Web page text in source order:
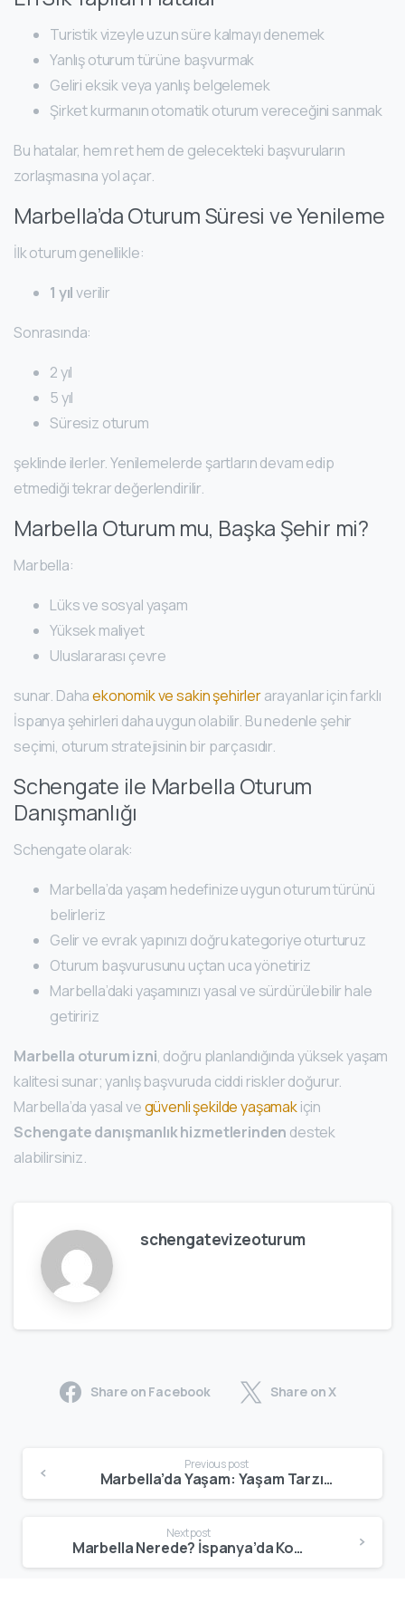
Turistik vizeyle uzun süre kalmayı denemek
Yanlış oturum türüne başvurmak
Geliri eksik veya yanlış belgelemek
Şirket kurmanın otomatik oturum vereceğini sanmak
Bu hatalar, hem ret hem de gelecekteki başvuruların
zorlaşmasına yol açar.
Marbella’da Oturum Süresi ve Yenileme
İlk oturum genellikle:
1 yılverilir
Sonrasında:
2 yıl
5 yıl
Süresiz oturum
şeklinde ilerler. Yenilemelerde şartların devam edip
etmediği tekrar değerlendirilir.
Marbella Oturum mu, Başka Şehir mi?
Marbella:
Lüks ve sosyal yaşam
Yüksek maliyet
Uluslararası çevre
sunar. Dahaekonomik ve sakin şehirlerarayanlar için farklı
İspanya şehirleri daha uygun olabilir. Bu nedenle şehir
seçimi, oturum stratejisinin bir parçasıdır.
Schengate ile Marbella Oturum
Danışmanlığı
Schengate olarak:
Marbella’da yaşam hedefinize uygun oturum türünü
belirleriz
Gelir ve evrak yapınızı doğru kategoriye oturturuz
Oturum başvurusunu uçtan uca yönetiriz
Marbella’daki yaşamınızı yasal ve sürdürülebilir hale
getiririz
Marbella oturum izni, doğru planlandığında yüksek yaşam
kalitesi sunar; yanlış başvuruda ciddi riskler doğurur.
Marbella’da yasal vegüvenli şekilde yaşamakiçin
Schengate danışmanlık hizmetlerinden destek
alabilirsiniz.
schengatevizeoturum
Share on Facebook Share on X
Previous post
Marbella’da Yaşam: Yaşam Tarzı, Maliyetler, Avantajlar ve Kimler İçin Uygun ?
Next post
Marbella Nerede? İspanya’da Konumu, Bölgesi ve Ulaşım Bilgileri